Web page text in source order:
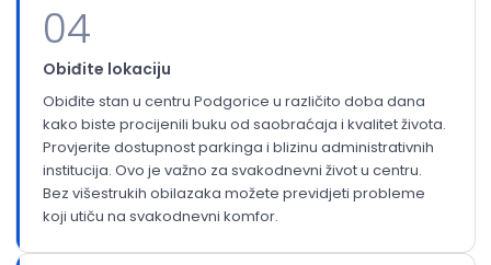
04
Obiđite lokaciju
Obiđite stan u centru Podgorice u različito doba dana
kako biste procijenili buku od saobraćaja i kvalitet života.
Provjerite dostupnost parkinga i blizinu administrativnih
institucija. Ovo je važno za svakodnevni život u centru.
Bez višestrukih obilazaka možete previdjeti probleme
koji utiču na svakodnevni komfor.